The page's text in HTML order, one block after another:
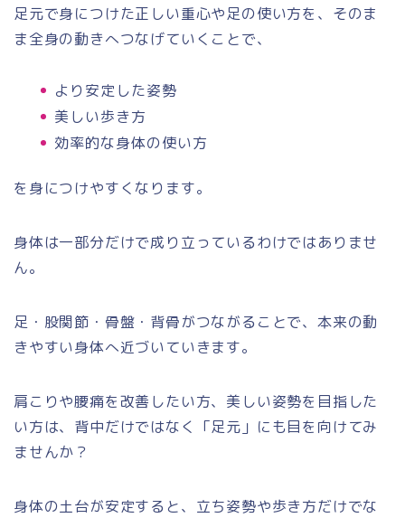
足元で身につけた正しい重心や足の使い方を、そのま
ま全身の動きへつなげていくことで、
より安定した姿勢
美しい歩き方
効率的な身体の使い方
を身につけやすくなります。
身体は一部分だけで成り立っているわけではありませ
ん。
足・股関節・骨盤・背骨がつながることで、本来の動
きやすい身体へ近づいていきます。
肩こりや腰痛を改善したい方、美しい姿勢を目指した
い方は、背中だけではなく「足元」にも目を向けてみ
ませんか？
身体の土台が安定すると、立ち姿勢や歩き方だけでな